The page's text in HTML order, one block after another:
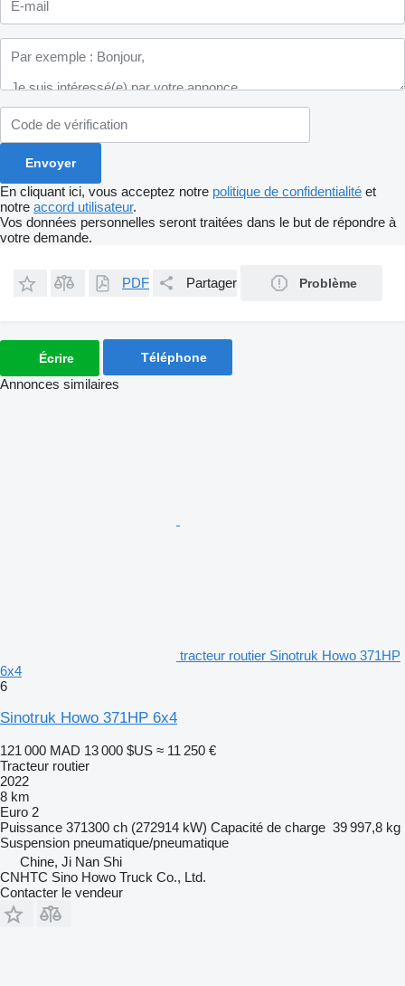
En cliquant ici, vous acceptez notre politique de confidentialité et
notre accord utilisateur.
Vos données personnelles seront traitées dans le but de répondre à
votre demande.
PDF Partager Problème
Écrire Téléphone
Annonces similaires
tracteur routier Sinotruk Howo 371HP
6x4
6
Sinotruk Howo 371HP 6x4
121 000 MAD 13 000 $US ≈ 11 250 €
Tracteur routier
2022
8 km
Euro 2
Puissance 371300 ch (272914 kW) Capacité de charge 39 997,8 kg
Suspension pneumatique/pneumatique
Chine, Ji Nan Shi
CNHTC Sino Howo Truck Co., Ltd.
Contacter le vendeur